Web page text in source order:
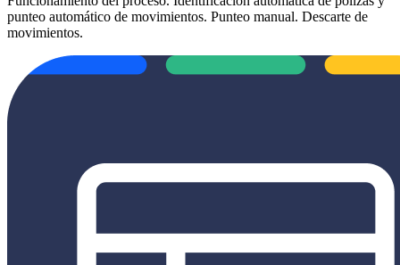
punteo automático de movimientos. Punteo manual. Descarte de
movimientos.